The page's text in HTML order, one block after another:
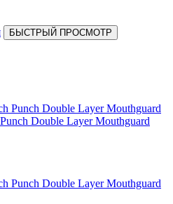
БЫСТРЫЙ ПРОСМОТР
Double Layer Mouthguard